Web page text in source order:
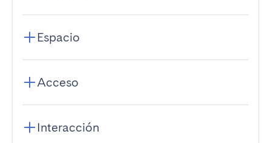
Espacio
Acceso
Interacción